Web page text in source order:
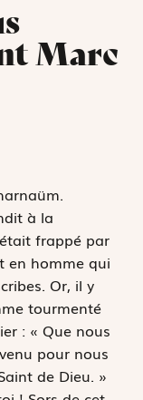
Marc
à la
frappé par
en homme qui
Or, il y
tourmenté
: « Que nous
pour nous
de Dieu. »